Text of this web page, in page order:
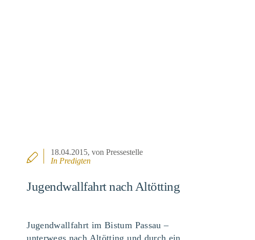
18.04.2015, von Pressestelle
In Predigten
Jugendwallfahrt nach Altötting
Jugendwallfahrt im Bistum Passau –